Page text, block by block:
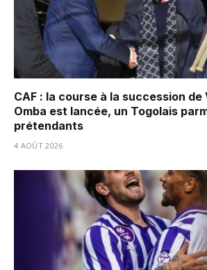
CAF : la course à la succession
Omba est lancée, un Togolais
prétendants
4 AOÛT 2026